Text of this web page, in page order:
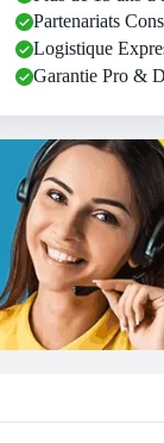
Partenariats
Logistique
Garantie Pro &